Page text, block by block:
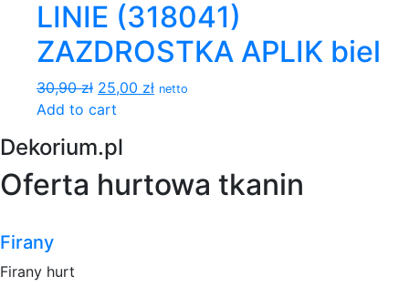
LINIE (318041)
ZAZDROSTKA APLIK biel
30,90 zł 25,00 zł netto
Add to cart
Dekorium.pl
Oferta hurtowa tkanin
Firany
Firany hurt